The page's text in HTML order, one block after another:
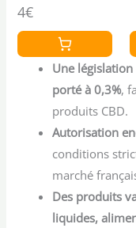
Parfum relaxant
et apaisant - 99%
d'ingrédients
d'origine
naturelle - 50ml -
Fabriqué en
France
4€
Une
porté à 0,3%,
produits CBD.
Autorisation
conditions
marché
Des produits
liquides,